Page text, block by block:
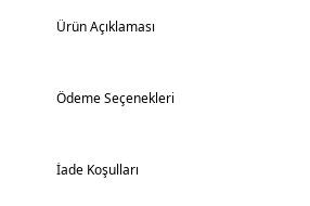
Ürün Açıklaması
Ödeme Seçenekleri
İade Koşulları